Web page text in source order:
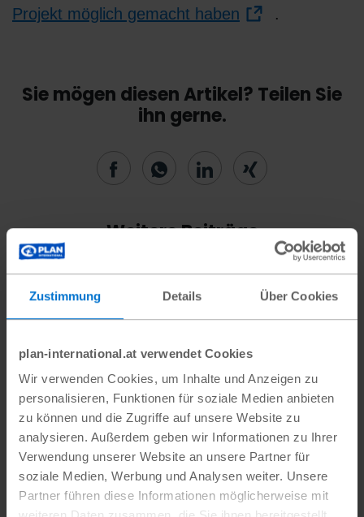
Zustimmung Details Über Cookies
plan-international.at verwendet Cookies
Wir verwenden Cookies, um Inhalte und Anzeigen zu
personalisieren, Funktionen für soziale Medien anbieten
zu können und die Zugriffe auf unsere Website zu
analysieren. Außerdem geben wir Informationen zu Ihrer
Verwendung unserer Website an unsere Partner für
soziale Medien, Werbung und Analysen weiter. Unsere
Partner führen diese Informationen möglicherweise mit
Projekt möglich gemacht haben
.
Sie mögen diesen Artikel? Teilen Sie
ihn gerne.
Weitere Beiträge